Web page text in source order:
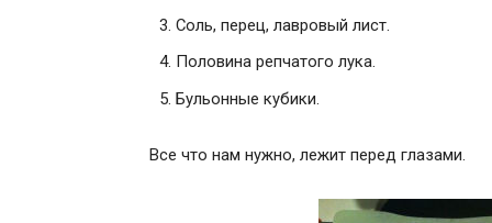
Соль, перец, лавровый лист.
Половина репчатого лука.
Бульонные кубики.
Все что нам нужно, лежит перед глазами.